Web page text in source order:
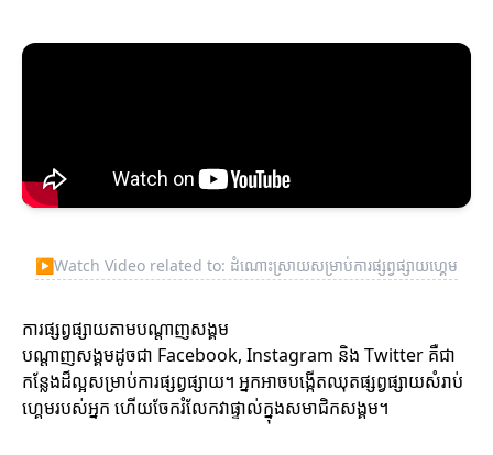
▶Watch Video related to: ដំណោះស្រាយសម្រាប់ការផ្សព្វផ្សាយហ្គេម
ការផ្សព្វផ្សាយតាមបណ្តាញសង្គម
បណ្តាញសង្គមដូចជា Facebook, Instagram និង Twitter គឺជា
កន្លែងដ៏ល្អសម្រាប់ការផ្សព្វផ្សាយ។ អ្នកអាចបង្កើតឈុតផ្សព្វផ្សាយសំរាប់
ហ្គេមរបស់អ្នក ហើយចែករំលែកវាផ្ទាល់ក្នុងសមាជិកសង្គម។